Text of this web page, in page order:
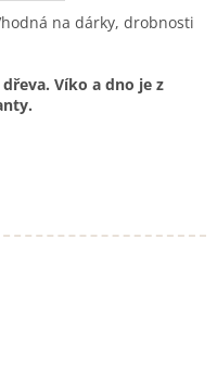
na dárky, drobnosti
Víko a dno je z